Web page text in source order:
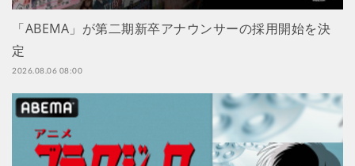
「ABEMA」が第二期新卒アナウンサーの採用開始を決
定
2026.08.06 08:00